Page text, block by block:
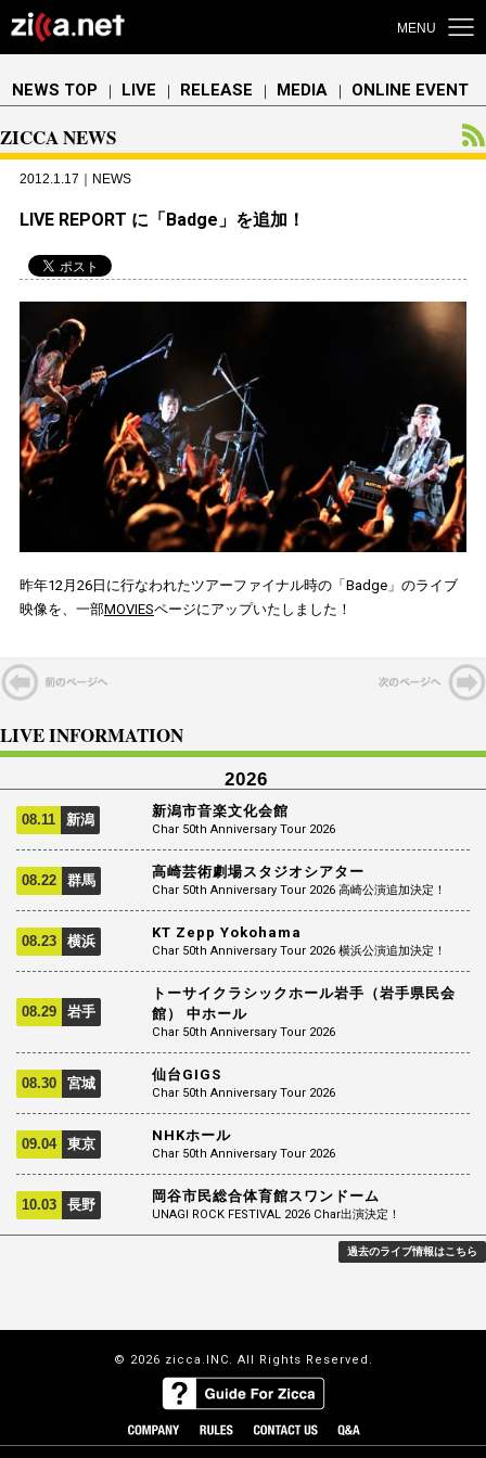
MENU
NEWS TOP ｜ LIVE ｜ RELEASE ｜ MEDIA ｜ ONLINE EVENT
ZICCA NEWS
2012.1.17｜NEWS
LIVE REPORT に「Badge」を追加！
昨年12月26日に行なわれたツアーファイナル時の「Badge」のライブ
映像を、一部MOVIESページにアップいたしました！
LIVE INFORMATION
2026
08.11 新潟 新潟市音楽文化会館
Char 50th Anniversary Tour 2026
08.22 群馬 高崎芸術劇場スタジオシアター
Char 50th Anniversary Tour 2026 高崎公演追加決定！
08.23 横浜 KT Zepp Yokohama
Char 50th Anniversary Tour 2026 横浜公演追加決定！
08.29 岩手
トーサイクラシックホール岩手（岩手県民会
館） 中ホール
Char 50th Anniversary Tour 2026
08.30 宮城 仙台GIGS
Char 50th Anniversary Tour 2026
09.04 東京 NHKホール
Char 50th Anniversary Tour 2026
10.03 長野 岡谷市民総合体育館スワンドーム
UNAGI ROCK FESTIVAL 2026 Char出演決定！
過去のライブ情報はこちら
© 2026 zicca.INC. All Rights Reserved.